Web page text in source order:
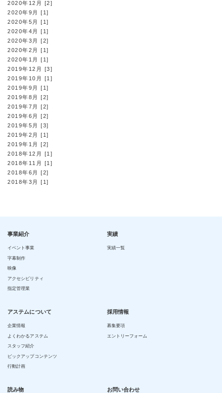
2020年12月 [2]
2020年9月 [1]
2020年5月 [1]
2020年4月 [1]
2020年3月 [2]
2020年2月 [1]
2020年1月 [1]
2019年12月 [3]
2019年10月 [1]
2019年9月 [1]
2019年8月 [2]
2019年7月 [2]
2019年6月 [2]
2019年5月 [3]
2019年2月 [1]
2019年1月 [2]
2018年12月 [1]
2018年11月 [1]
2018年6月 [2]
2018年3月 [1]
事業紹介
イベント事業
字幕制作
映像
アクセシビリティ
指定管理業
実績
実績一覧
アステムについて
企業情報
よくわかるアステム
スタッフ紹介
ピックアップコンテンツ
行動計画
採用情報
募集要項
エントリーフォーム
読み物 お問い合わせ